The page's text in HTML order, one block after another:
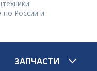
по России и
ЗАПЧАСТИ